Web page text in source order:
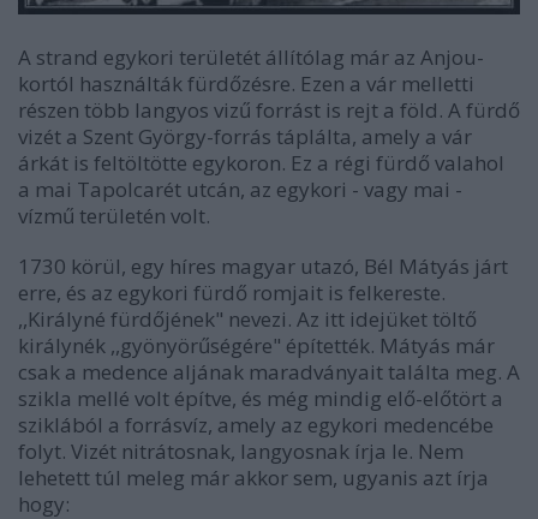
A strand egykori területét állítólag már az Anjou-
kortól használták fürdőzésre. Ezen a vár melletti
részen több langyos vizű forrást is rejt a föld. A fürdő
vizét a Szent György-forrás táplálta, amely a vár
árkát is feltöltötte egykoron. Ez a régi fürdő valahol
a mai Tapolcarét utcán, az egykori - vagy mai -
vízmű területén volt.
1730 körül, egy híres magyar utazó, Bél Mátyás járt
erre, és az egykori fürdő romjait is felkereste.
,,Királyné fürdőjének" nevezi. Az itt idejüket töltő
királynék ,,gyönyörűségére" építették. Mátyás már
csak a medence aljának maradványait találta meg. A
szikla mellé volt építve, és még mindig elő-előtört a
sziklából a forrásvíz, amely az egykori medencébe
folyt. Vizét nitrátosnak, langyosnak írja le. Nem
lehetett túl meleg már akkor sem, ugyanis azt írja
hogy: